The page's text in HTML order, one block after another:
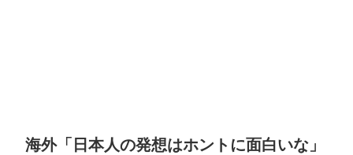
海外「日本人の発想はホントに面白いな」